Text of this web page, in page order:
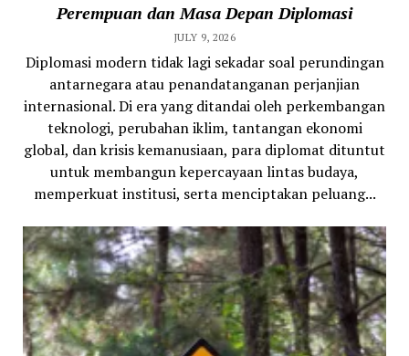
Perempuan dan Masa Depan Diplomasi
JULY 9, 2026
Diplomasi modern tidak lagi sekadar soal perundingan
antarnegara atau penandatanganan perjanjian
internasional. Di era yang ditandai oleh perkembangan
teknologi, perubahan iklim, tantangan ekonomi
global, dan krisis kemanusiaan, para diplomat dituntut
untuk membangun kepercayaan lintas budaya,
memperkuat institusi, serta menciptakan peluang...